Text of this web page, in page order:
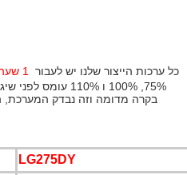
כל ערכות הייצור שלנו יש לעבור 1 שעה מבחן עומס
75%, 100% ו
בקרה מדומה וזה נבדק המערכת,
LG275DY